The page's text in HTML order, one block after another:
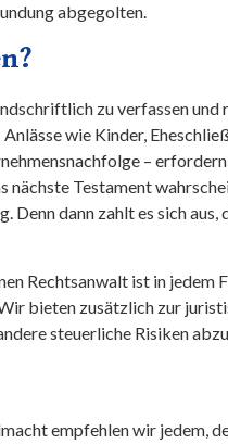
abgegolten.
zu verfassen und
wie Kinder,
–
nächste Testament
dann zahlt es sich aus,
Rechtsanwalt ist in jedem
bieten zusätzlich zur
steuerliche Risiken
empfehlen wir jedem,